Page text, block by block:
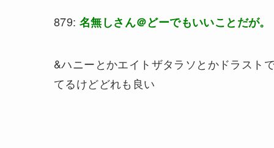
879: 名無しさん＠どーでもいいことだが。
&ハニーとかエイトザタラソとかドラスト
てるけどどれも良い